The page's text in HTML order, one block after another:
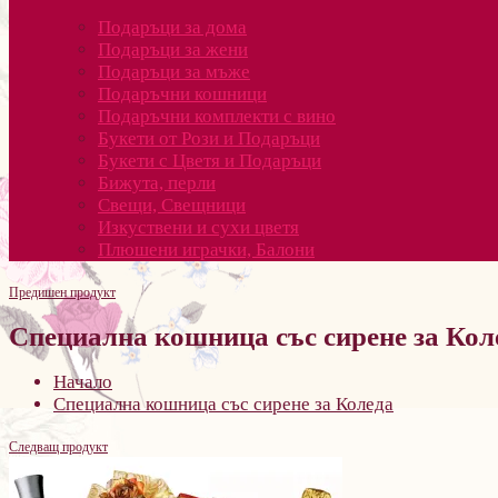
Подаръци за дома
Подаръци за жени
Подаръци за мъже
Подаръчни кошници
Подаръчни комплекти с вино
Букети от Рози и Подаръци
Букети с Цветя и Подаръци
Бижута, перли
Свещи, Свещници
Изкуствени и сухи цветя
Плюшени играчки, Балони
Предишен продукт
Специална кошница със сирене за
Начало
Специална кошница със сирене за Коледа
Следващ продукт